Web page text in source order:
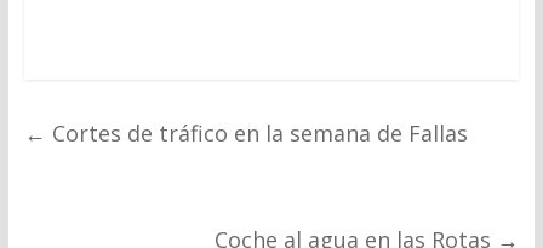
← Cortes de tráfico en la semana de Fallas
Coche al agua en las Rotas →